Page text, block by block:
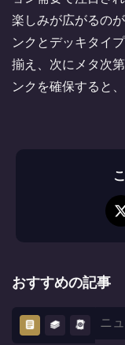
楽しみが広がるの
ンクとデッキタイ
揃え、次にメタ次
ンクを確保すると
おすすめの記事